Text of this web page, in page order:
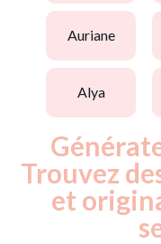
auriane
alya
Trouvez
et